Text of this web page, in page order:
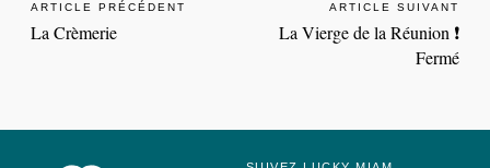
ARTICLE PRÉCÉDENT
La Crèmerie
ARTICLE SUIVANT
La Vierge de la Réunion ❗️
Fermé